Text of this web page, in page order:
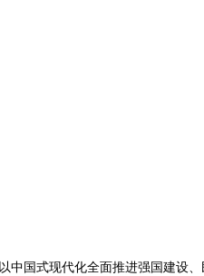
中国式现代化全面推进强国建设